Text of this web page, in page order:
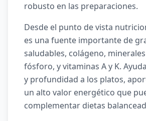
robusto en las preparaciones.
Desde el punto de vista
es una fuente importante de
saludables, colágeno,
fósforo, y vitaminas A y K.
y profundidad a los platos,
un alto valor energético que
complementar dietas